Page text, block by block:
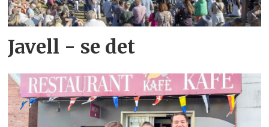
Javell - se det